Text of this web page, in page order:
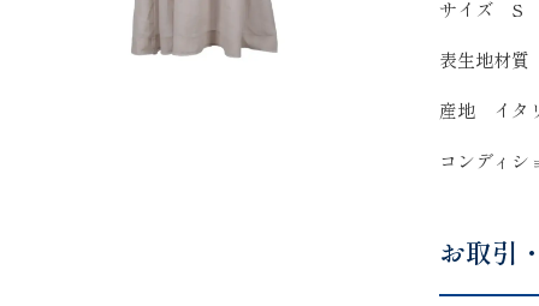
サイズ S
表生地材
産地 イタ
コンディ
お取引